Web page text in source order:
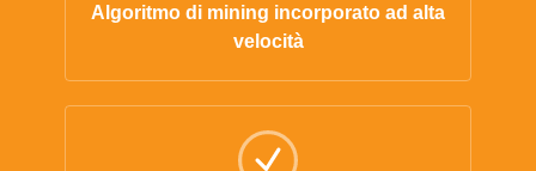
Algoritmo di mining incorporato ad alta
velocità